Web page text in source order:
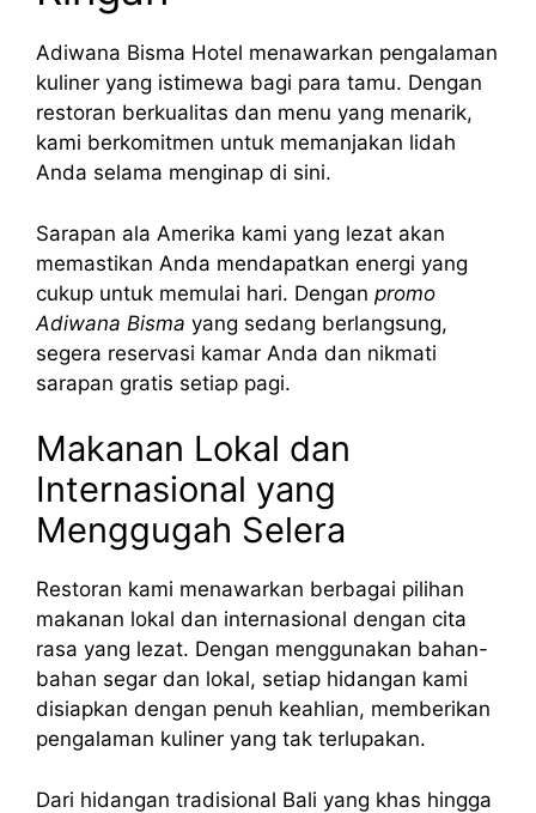
Adiwana Bisma Hotel menawarkan pengalaman
kuliner yang istimewa bagi para tamu. Dengan
restoran berkualitas dan menu yang menarik,
kami berkomitmen untuk memanjakan lidah
Anda selama menginap di sini.
Sarapan ala Amerika kami yang lezat akan
memastikan Anda mendapatkan energi yang
cukup untuk memulai hari. Dengan promo
Adiwana Bisma yang sedang berlangsung,
segera reservasi kamar Anda dan nikmati
sarapan gratis setiap pagi.
Makanan Lokal dan
Internasional yang
Menggugah Selera
Restoran kami menawarkan berbagai pilihan
makanan lokal dan internasional dengan cita
rasa yang lezat. Dengan menggunakan bahan-
bahan segar dan lokal, setiap hidangan kami
disiapkan dengan penuh keahlian, memberikan
pengalaman kuliner yang tak terlupakan.
Dari hidangan tradisional Bali yang khas hingga